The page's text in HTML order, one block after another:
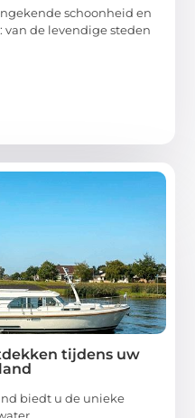
schoonheid en
de levendige steden
tijdens uw
biedt u de unieke